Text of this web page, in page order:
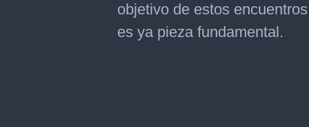
objetivo de estos
es ya pieza fundamental.